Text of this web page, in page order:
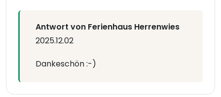
Antwort von Ferienhaus Herrenwies
2025.12.02
Dankeschön :-)